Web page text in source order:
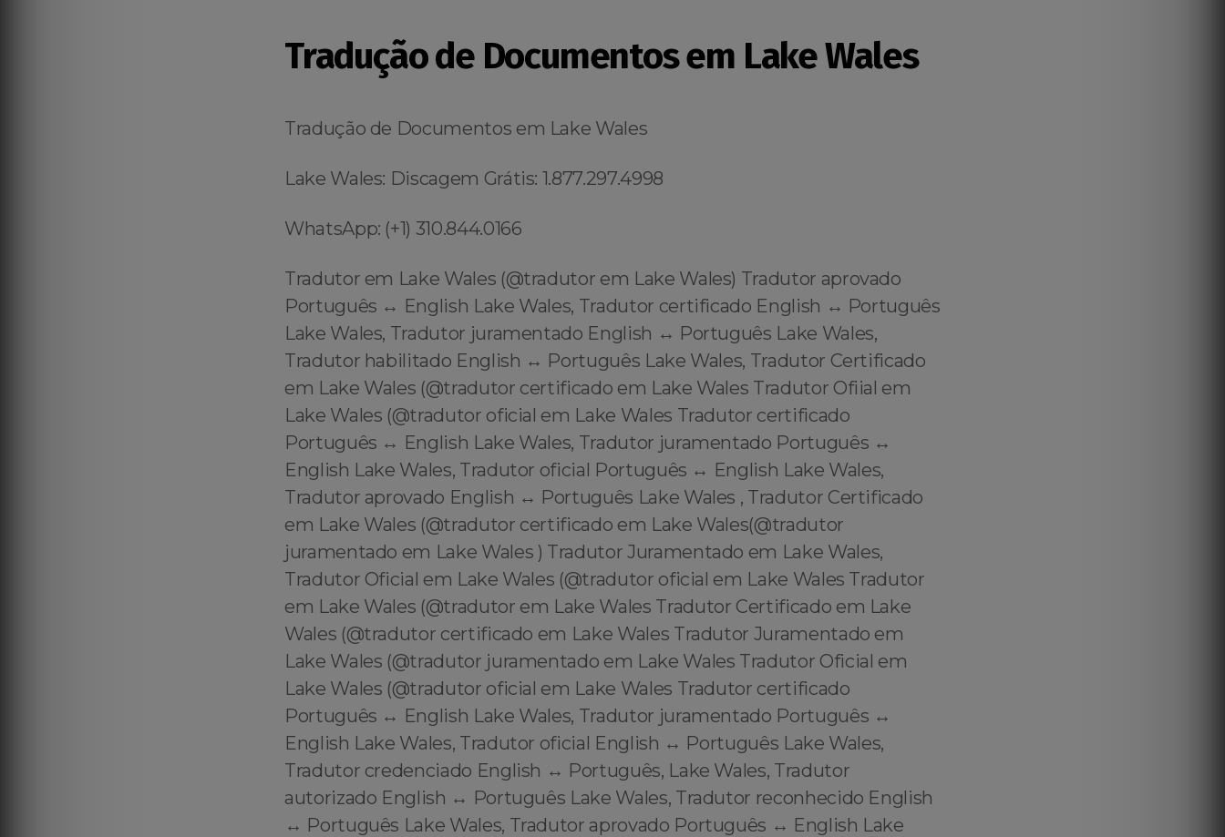
Tradução de Documentos em Lake Wales
Tradução de Documentos em Lake Wales
Lake Wales: Discagem Grátis: 1.877.297.4998
WhatsApp: (+1) 310.844.0166
Tradutor em Lake Wales (@tradutor em Lake Wales) Tradutor aprovado
Português ↔️ English Lake Wales, Tradutor certificado English ↔️ Português
Lake Wales, Tradutor juramentado English ↔️ Português Lake Wales,
Tradutor habilitado English ↔️ Português Lake Wales, Tradutor Certificado
em Lake Wales (@tradutor certificado em Lake Wales Tradutor Ofiial em
Lake Wales (@tradutor oficial em Lake Wales Tradutor certificado
Português ↔️ English Lake Wales, Tradutor juramentado Português ↔️
English Lake Wales, Tradutor oficial Português ↔️ English Lake Wales,
Tradutor aprovado English ↔️ Português Lake Wales , Tradutor Certificado
em Lake Wales (@tradutor certificado em Lake Wales(@tradutor
juramentado em Lake Wales ) Tradutor Juramentado em Lake Wales,
Tradutor Oficial em Lake Wales (@tradutor oficial em Lake Wales Tradutor
em Lake Wales (@tradutor em Lake Wales Tradutor Certificado em Lake
Wales (@tradutor certificado em Lake Wales Tradutor Juramentado em
Lake Wales (@tradutor juramentado em Lake Wales Tradutor Oficial em
Lake Wales (@tradutor oficial em Lake Wales Tradutor certificado
Português ↔️ English Lake Wales, Tradutor juramentado Português ↔️
English Lake Wales, Tradutor oficial English ↔️ Português Lake Wales,
Tradutor credenciado English ↔️ Português, Lake Wales, Tradutor
autorizado English ↔️ Português Lake Wales, Tradutor reconhecido English
↔️ Português Lake Wales, Tradutor aprovado Português ↔️ English Lake